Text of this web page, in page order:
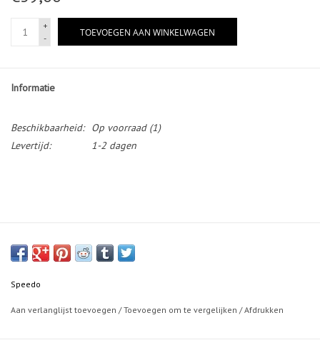
+
-
TOEVOEGEN AAN WINKELWAGEN
Informatie
Beschikbaarheid: Op voorraad(1)
Levertijd:
1-2 dagen
Speedo
Aan verlanglijst toevoegen /Toevoegen om te vergelijken /Afdrukken